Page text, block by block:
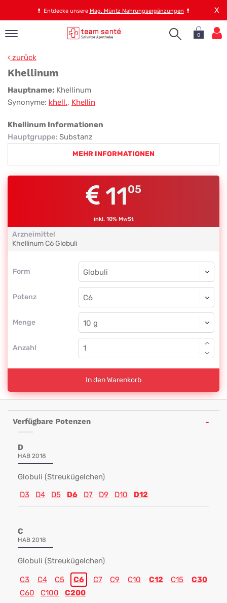
💊 Entdecke unsere Mag. Müntz Nahrungsergänzungen 💊 X
0
zurück
Khellinum
Khellinum
Hauptname: Khellinum
Synonyme: khell., Khellin
Khellinum Informationen
Hauptgruppe: Substanz
MEHR INFORMATIONEN
1105
inkl. 10% MwSt
Arzneimittel
Khellinum C6 Globuli
Form
Form
Potenz
Globuli
C6
Menge
Globuli
Anzahl
In den Warenkorb
Verfügbare Potenzen
D
HAB 2018
Globuli (Streukügelchen)
D3
D4 D5 D6 D7 D9 D10 D12
C
HAB 2018
Globuli (Streukügelchen)
C3 C4 C5 C6 C7 C9 C10 C12 C15
C30
C60
C100 C200